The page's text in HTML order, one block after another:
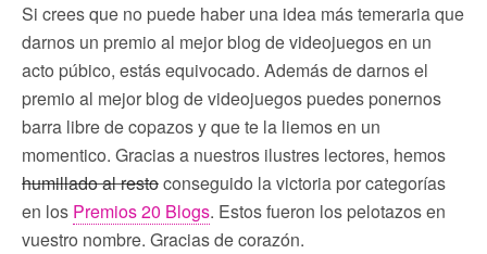
Si crees que no puede haber una idea más temeraria que
darnos un premio al mejor blog de videojuegos en un
acto púbico, estás equivocado. Además de darnos el
premio al mejor blog de videojuegos puedes ponernos
barra libre de copazos y que te la liemos en un
momentico. Gracias a nuestros ilustres lectores, hemos
humillado al restoconseguido la victoria por categorías
en los Premios 20 Blogs. Estos fueron los pelotazos en
vuestro nombre. Gracias de corazón.